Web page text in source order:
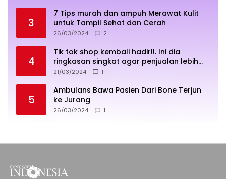
3
7 Tips murah dan ampuh Merawat Kulit
untuk Tampil Sehat dan Cerah
26/03/2024 2
4
Tik tok shop kembali hadir!!. Ini dia
ringkasan singkat agar penjualan lebih
sukses
21/03/2024 1
5
Ambulans Bawa Pasien Dari Bone Terjun
ke Jurang
26/03/2024 1